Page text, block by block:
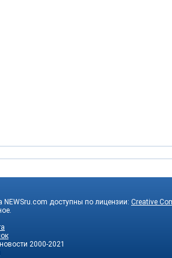
NEWSru.com доступны по лицензии: Creative
2000-2021